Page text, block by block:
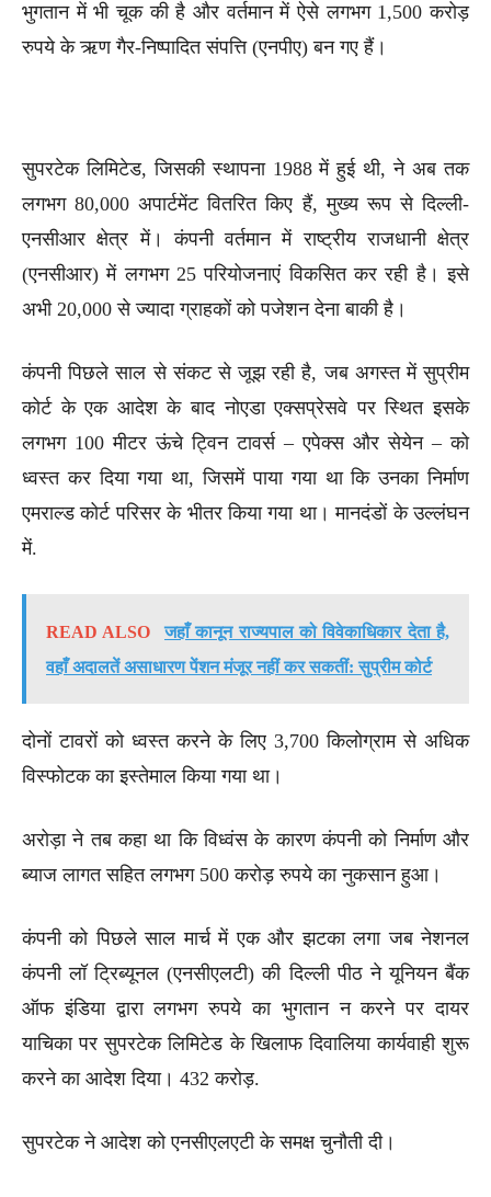
भुगतान में भी चूक की है और वर्तमान में ऐसे लगभग 1,500 करोड़
रुपये के ऋण गैर-निष्पादित संपत्ति (एनपीए) बन गए हैं।
सुपरटेक लिमिटेड, जिसकी स्थापना 1988 में हुई थी, ने अब तक
लगभग 80,000 अपार्टमेंट वितरित किए हैं, मुख्य रूप से दिल्ली-
एनसीआर क्षेत्र में। कंपनी वर्तमान में राष्ट्रीय राजधानी क्षेत्र
(एनसीआर) में लगभग 25 परियोजनाएं विकसित कर रही है। इसे
अभी 20,000 से ज्यादा ग्राहकों को पजेशन देना बाकी है।
कंपनी पिछले साल से संकट से जूझ रही है, जब अगस्त में सुप्रीम
कोर्ट के एक आदेश के बाद नोएडा एक्सप्रेसवे पर स्थित इसके
लगभग 100 मीटर ऊंचे ट्विन टावर्स – एपेक्स और सेयेन – को
ध्वस्त कर दिया गया था, जिसमें पाया गया था कि उनका निर्माण
एमराल्ड कोर्ट परिसर के भीतर किया गया था। मानदंडों के उल्लंघन
में.
READ ALSO
जहाँ कानून राज्यपाल को विवेकाधिकार देता है,
वहाँ अदालतें असाधारण पेंशन मंजूर नहीं कर सकतीं: सुप्रीम कोर्ट
दोनों टावरों को ध्वस्त करने के लिए 3,700 किलोग्राम से अधिक
विस्फोटक का इस्तेमाल किया गया था।
अरोड़ा ने तब कहा था कि विध्वंस के कारण कंपनी को निर्माण और
ब्याज लागत सहित लगभग 500 करोड़ रुपये का नुकसान हुआ।
कंपनी को पिछले साल मार्च में एक और झटका लगा जब नेशनल
कंपनी लॉ ट्रिब्यूनल (एनसीएलटी) की दिल्ली पीठ ने यूनियन बैंक
ऑफ इंडिया द्वारा लगभग रुपये का भुगतान न करने पर दायर
याचिका पर सुपरटेक लिमिटेड के खिलाफ दिवालिया कार्यवाही शुरू
करने का आदेश दिया। 432 करोड़.
सुपरटेक ने आदेश को एनसीएलएटी के समक्ष चुनौती दी।